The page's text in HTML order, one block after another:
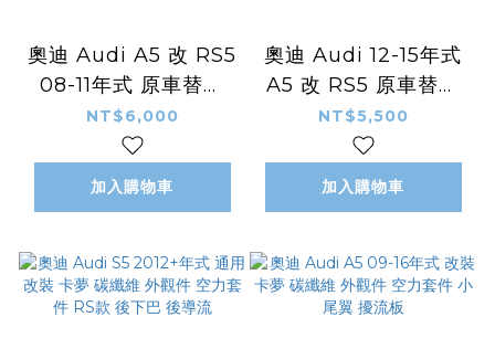
奧迪 Audi A5 改 RS5
08-11年式 原車替換
改裝 中網 水箱罩 小框
款 銀quattro 含車標
NT$6,000
加入購物車
奧迪 Audi 12-15年式
A5 改 RS5 原車替換
式 改裝 小銀框
quattro 中網 水箱罩
含車標
NT$5,500
加入購物車